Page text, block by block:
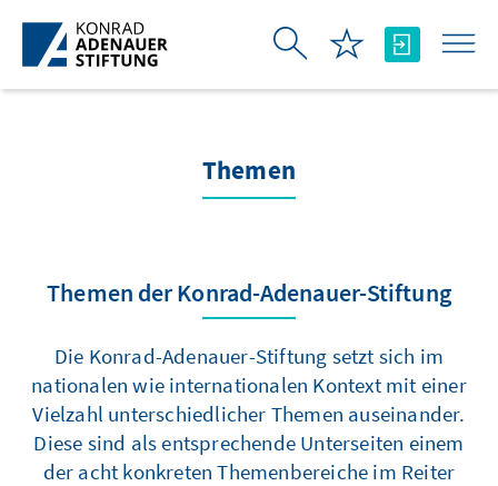
Zum Hauptinhalt springen
Themen
Themen der Konrad-Adenauer-Stiftung
Die Konrad-Adenauer-Stiftung setzt sich im
nationalen wie internationalen Kontext mit einer
Vielzahl unterschiedlicher Themen auseinander.
Diese sind als entsprechende Unterseiten einem
der acht konkreten Themenbereiche im Reiter